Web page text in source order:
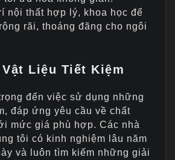
nội thất hợp lý, khoa học để
rãi, thoáng đãng cho ngôi
Liệu Tiết Kiệm
đến việc sử dụng những
đáp ứng yêu cầu về chất
mức giá phù hợp. Các nhà
tôi có kinh nghiệm lâu năm
và luôn tìm kiếm những giải